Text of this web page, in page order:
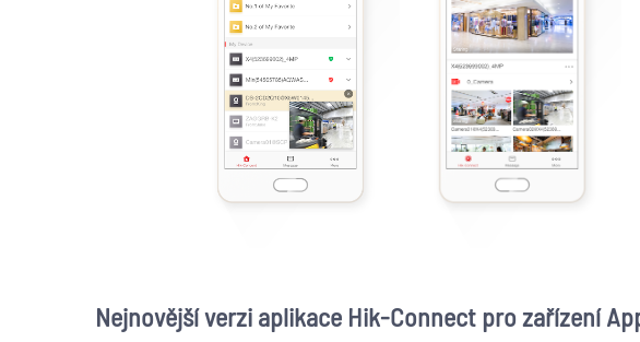
Nejnovější verzi aplikace Hik-Connect pro zařízení